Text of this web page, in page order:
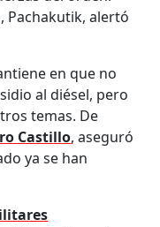
Pachakutik, alertó
en que no
al diésel, pero
temas. De
Castillo, aseguró
ya se han